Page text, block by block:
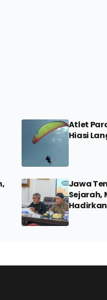
Atlet
Hiasi
Jawa
Sejarah,